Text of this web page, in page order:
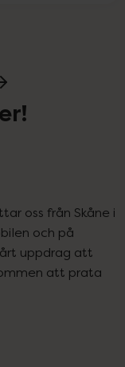
oss från Skåne i
och på
uppdrag att
att prata